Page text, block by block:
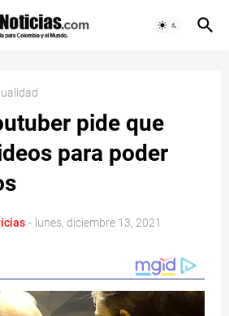
pide que
para poder
- lunes, diciembre 13, 2021